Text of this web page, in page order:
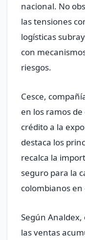
nacional. No
las tensiones
logísticas
con
riesgos.
Cesce,
en los ramos
crédito a la
destaca los
recalca la
seguro para la
colombianos en
Según
las ventas